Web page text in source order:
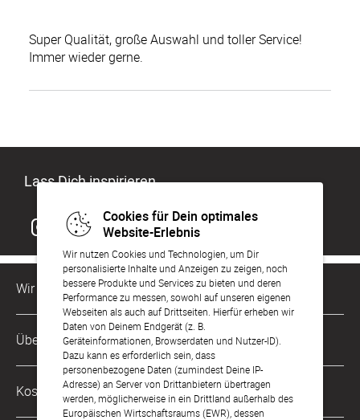
Cookies für Dein optimales
Website-Erlebnis
Wir nutzen Cookies und Technologien, um Dir
personalisierte Inhalte und Anzeigen zu zeigen, noch
bessere Produkte und Services zu bieten und deren
Performance zu messen, sowohl auf unseren eigenen
Webseiten als auch auf Drittseiten. Hierfür erheben wir
Daten von Deinem Endgerät (z. B.
Geräteinformationen, Browserdaten und Nutzer-ID).
Dazu kann es erforderlich sein, dass
personenbezogene Daten (zumindest Deine IP-
Adresse) an Server von Drittanbietern übertragen
werden, möglicherweise in ein Drittland außerhalb des
Europäischen Wirtschaftsraums (EWR), dessen
Super Qualität, große Auswahl und toller Service!
Immer wieder gerne.
Lass Dich inspirieren
Wir sind für Dich da
Kundenservice-Hotline
0221 956 725 10
Mo. - Fr. von 9 bis 17 Uhr
kontakt@sendmoments.de
Über Uns
Philosophie
Karriere
Kostenlose Services